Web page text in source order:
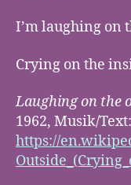
I’m laughing on
Crying on the
Laughing on the
1962, Musik/
https://